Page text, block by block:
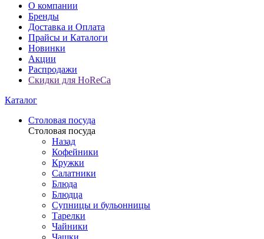
О компании
Бренды
Доставка и Оплата
Прайсы и Каталоги
Новинки
Акции
Распродажи
Скидки для HoReCa
Каталог
Столовая посуда
Столовая посуда
Назад
Кофейники
Кружки
Салатники
Блюда
Блюдца
Супницы и бульонницы
Тарелки
Чайники
Чашки